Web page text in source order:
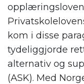
kom i disse
tydeliggjorde
alternativ og
(ASK). Med